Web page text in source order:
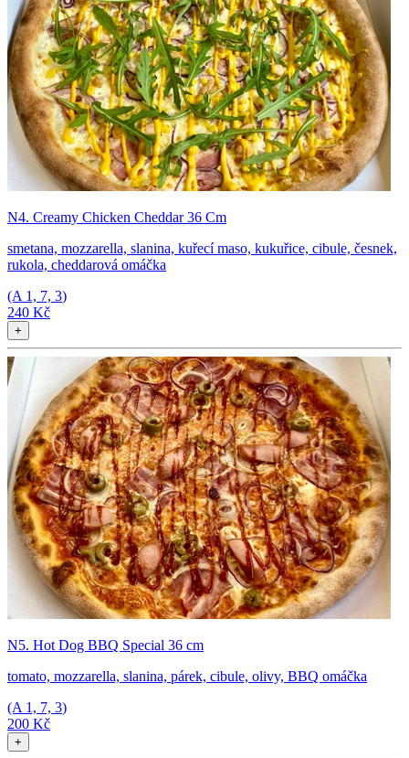
N4. Creamy Chicken Cheddar 36 Cm
smetana, mozzarella, slanina, kuřecí maso, kukuřice, cibule, česnek,
rukola, cheddarová omáčka
(A 1, 7, 3)
240 Kč
+
N5. Hot Dog BBQ Special 36 cm
tomato, mozzarella, slanina, párek, cibule, olivy, BBQ omáčka
(A 1, 7, 3)
200 Kč
+